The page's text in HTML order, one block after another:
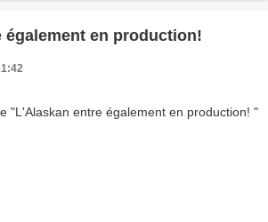
également en production!